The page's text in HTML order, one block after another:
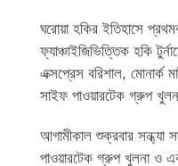
ঘরোয়া হকির ইতিহাসে
ফ্যাঞ্চাইজিভিত্তিক হকি
এক্সপ্রেস বরিশাল, মোনার্ক
সাইফ পাওয়ারটেক গ্রুপ
আগামীকাল শুক্রবার সন্ধ্যা
পাওয়ারটেক গ্রুপ খুলনা ও